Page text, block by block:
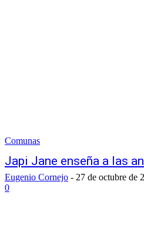
Comunas
Japi Jane enseña a las
Eugenio Cornejo - 27 de octubre de
0